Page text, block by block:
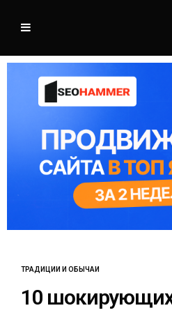
ТРАДИЦИИ И ОБЫЧАИ
10 шокирующих